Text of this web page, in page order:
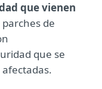
que vienen
parches de
que se